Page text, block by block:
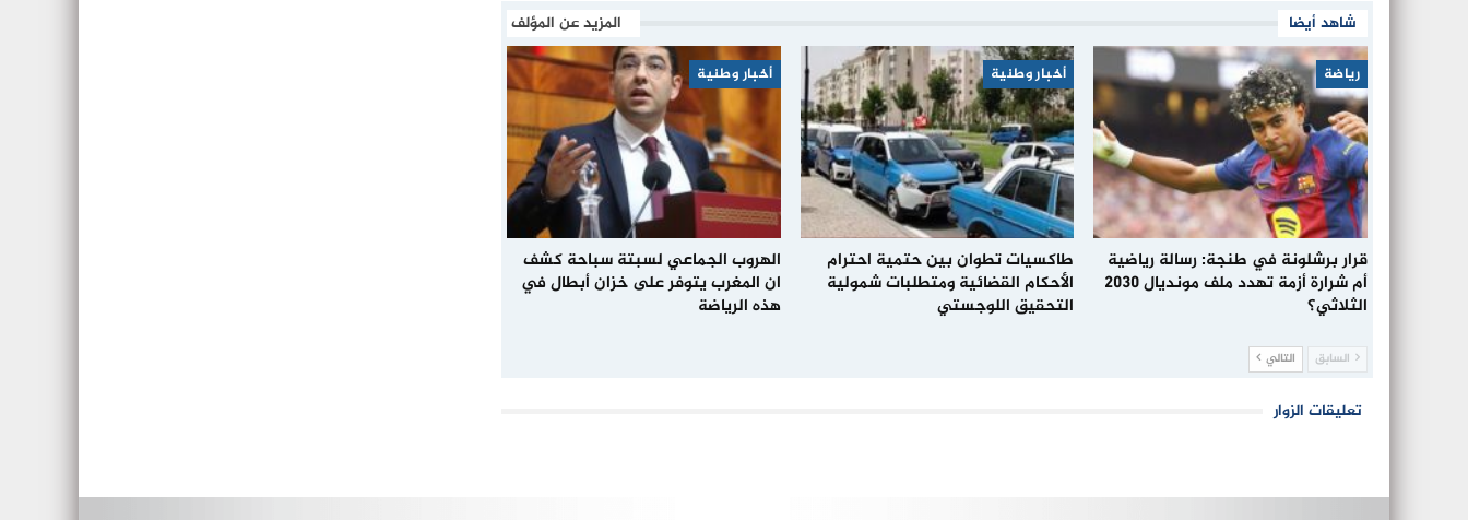
شاهد أيضا المزيد عن المؤلف
رياضة
قرار برشلونة في طنجة: رسالة رياضية
أم شرارة أزمة تهدد ملف مونديال 2030
الثلاثي؟
أخبار وطنية
طاكسيات تطوان بين حتمية احترام
الأحكام القضائية ومتطلبات شمولية
التحقيق اللوجستي
أخبار وطنية
الهروب الجماعي لسبتة سباحة كشف
ان المغرب يتوفر على خزان أبطال في
هذه الرياضة
السابق التالي
تعليقات الزوار